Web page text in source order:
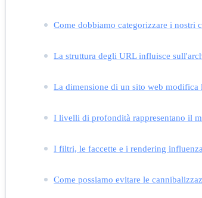
Come dobbiamo categorizzare i nostri
La struttura degli URL influisce
La dimensione di un sito web modifica
I livelli di profondità rappresentano il
I filtri, le faccette e i rendering
Come possiamo evitare le